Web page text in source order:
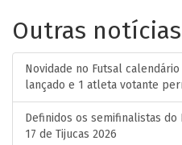
Outras notícias
Novidade no Futsal
lançado e 1 atleta votante
Definidos os semifinalistas do
17 de Tijucas 2026